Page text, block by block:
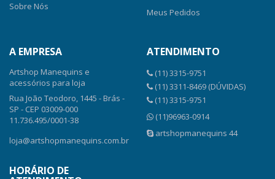
Sobre Nós
Meus Pedidos
A EMPRESA
Artshop Manequins e
acessórios para loja
Rua João Teodoro, 1445 - Brás -
SP - CEP 03009-000
11.736.495/0001-38
loja@artshopmanequins.com.br
HORÁRIO DE
ATENDIMENTO
(11) 3315-9751
(11) 3311-8469 (DÚVIDAS)
(11) 3315-9751
(11)96963-0914
artshopmanequins 44